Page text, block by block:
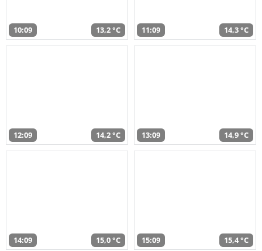
10:09 13,2 °C 11:09 14,3 °C
12:09 14,2 °C 13:09 14,9 °C
14:09 15,0 °C 15:09 15,4 °C